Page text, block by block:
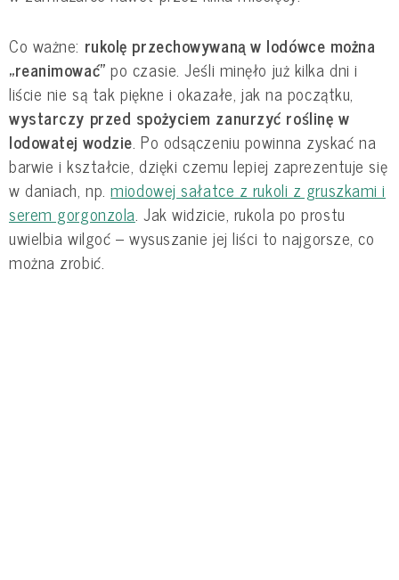
Co ważne: rukolę przechowywaną w lodówce można
„reanimować” po czasie. Jeśli minęło już kilka dni i
liście nie są tak piękne i okazałe, jak na początku,
wystarczy przed spożyciem zanurzyć roślinę w
lodowatej wodzie. Po odsączeniu powinna zyskać na
barwie i kształcie, dzięki czemu lepiej zaprezentuje się
w daniach, np.miodowej sałatce z rukoli z gruszkami i
serem gorgonzola. Jak widzicie, rukola po prostu
uwielbia wilgoć – wysuszanie jej liści to najgorsze, co
można zrobić.